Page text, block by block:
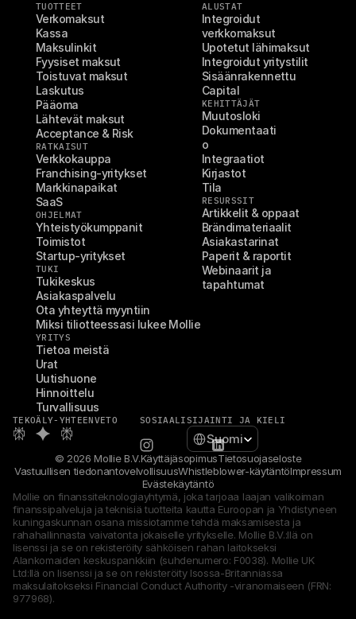
TUOTTEET
Verkomaksut
Kassa
Maksulinkit
Fyysiset maksut
Toistuvat maksut
Laskutus
Pääoma
Lähtevät maksut
Acceptance & Risk
RATKAISUT
Verkkokauppa
Franchising-yritykset
Markkinapaikat
SaaS
OHJELMAT
Yhteistyökumppanit
Toimistot
Startup-yritykset
TUKI
Tukikeskus
Asiakaspalvelu
Ota yhteyttä myyntiin
Miksi tiliotteessasi lukee Mollie
YRITYS
Tietoa meistä
Urat
Uutishuone
Hinnoittelu
Turvallisuus
ALUSTAT
Integroidut
verkkomaksut
Upotetut lähimaksut
Integroidut yritystilit
Sisäänrakennettu
Capital
KEHITTÄJÄT
Muutosloki
Dokumentaati
o
Integraatiot
Kirjastot
Tila
RESURSSIT
Artikkelit & oppaat
Brändimateriaalit
Asiakastarinat
Paperit & raportit
Webinaarit ja
tapahtumat
TEKOÄLY-YHTEENVETO SOSIAALISIJAINTI JA KIELI
Select Language
Suomi
© 2026 Mollie B.V.KäyttäjäsopimusTietosuojaseloste
Vastuullisen tiedonantovelvollisuusWhistleblower-käytäntöImpressum
Evästekäytäntö
Mollie on finanssiteknologiayhtymä, joka tarjoaa laajan valikoiman
finanssipalveluja ja teknisiä tuotteita kautta Euroopan ja Yhdistyneen
kuningaskunnan osana missiotamme tehdä maksamisesta ja
rahahallinnasta vaivatonta jokaiselle yritykselle. Mollie B.V.:llä on
lisenssi ja se on rekisteröity sähköisen rahan laitokseksi
Alankomaiden keskuspankkiin (suhdenumero: F0038). Mollie UK
Ltd:llä on lisenssi ja se on rekisteröity Isossa-Britanniassa
maksulaitokseksi Financial Conduct Authority -viranomaiseen (FRN:
977968).